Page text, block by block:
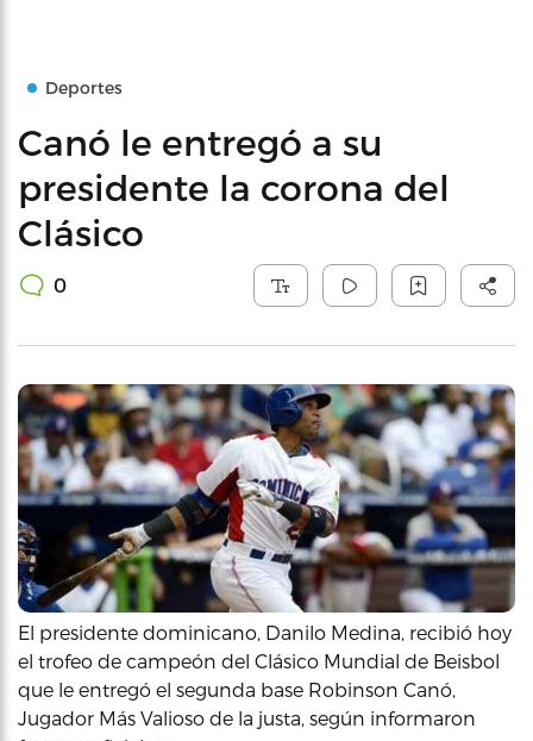
Deportes
Canó le entregó a su
presidente la corona del
Clásico
0
El presidente dominicano, Danilo Medina, recibió hoy
el trofeo de campeón del Clásico Mundial de Beisbol
que le entregó el segunda base Robinson Canó,
Jugador Más Valioso de la justa, según informaron